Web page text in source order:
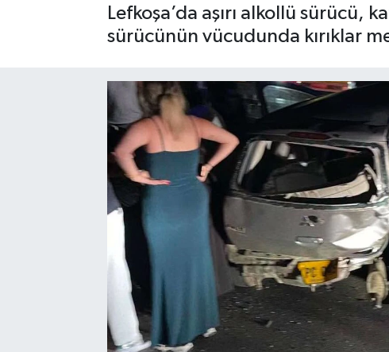
Lefkoşa’da aşırı alkollü sürücü,
sürücünün vücudunda kırıklar